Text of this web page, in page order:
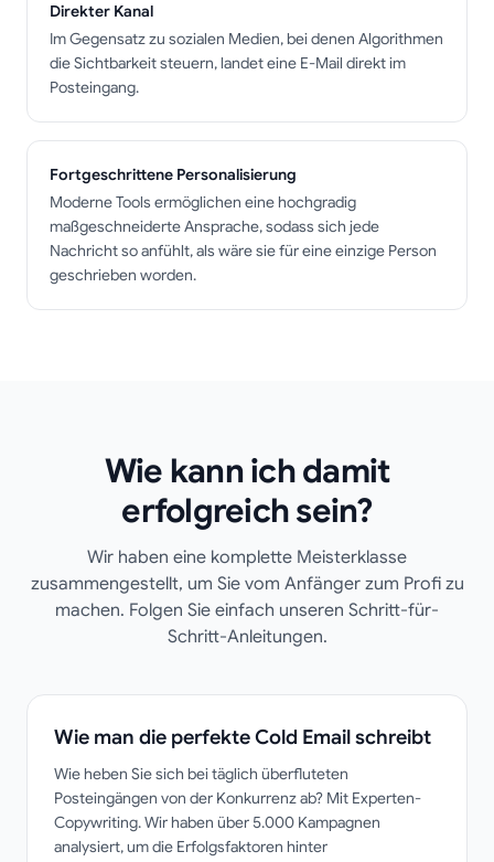
Direkter Kanal
Im Gegensatz zu sozialen Medien, bei denen Algorithmen
die Sichtbarkeit steuern, landet eine E-Mail direkt im
Posteingang.
Fortgeschrittene Personalisierung
Moderne Tools ermöglichen eine hochgradig
maßgeschneiderte Ansprache, sodass sich jede
Nachricht so anfühlt, als wäre sie für eine einzige Person
geschrieben worden.
Wie kann ich damit
erfolgreich sein?
Wir haben eine komplette Meisterklasse
zusammengestellt, um Sie vom Anfänger zum Profi zu
machen. Folgen Sie einfach unseren Schritt-für-
Schritt-Anleitungen.
Wie man die perfekte Cold Email schreibt
Wie heben Sie sich bei täglich überfluteten
Posteingängen von der Konkurrenz ab? Mit Experten-
Copywriting. Wir haben über 5.000 Kampagnen
analysiert, um die Erfolgsfaktoren hinter